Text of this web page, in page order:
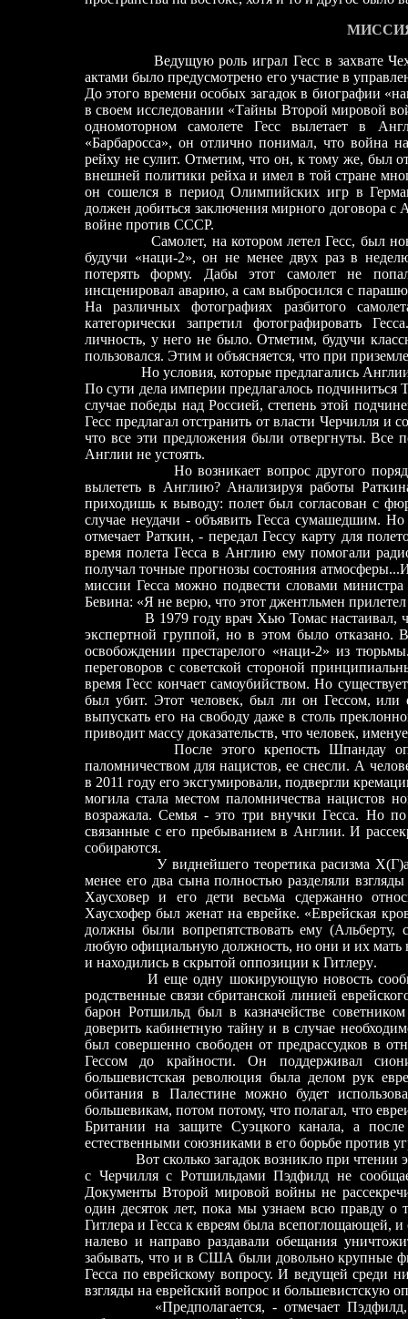
Ведущую роль играл Гесс в захвате
актами было предусмотрено его участие в
До этого времени особых загадок в биографии
в своем исследовании «Тайны Второй мировой
одномоторном самолете Гесс вылетает в
«Барбаросса», он отлично понимал, что война
рейху не сулит. Отметим, что он, к тому же, был
внешней политики рейха и имел в той стране
он сошелся в период Олимпийских игр в
должен добиться заключения мирного договора с
войне против СССР.
Самолет, на котором летел Гесс, был
будучи «наци-2», он не менее двух раз в
потерять форму. Дабы этот самолет не
инсценировал аварию, а сам выбросился с
На различных фотографиях разбитого самоле
категорически запретил фотографировать
личность, у него не было. Отметим, будучи
пользовался. Этим и объясняется, что при
Но условия, которые предлагались
По сути дела империи предлагалось подчиниться
случае победы над Россией, степень этой подчине
Гесс предлагал отстранить от власти Черчилля и
что все эти предложения были отвергнуты. Все
Англии не устоять.
Но возникает вопрос другого порядка:
вылететь в Англию? Анализируя работы
приходишь к выводу: полет был согласован с
случае неудачи -объявить Гесса сумашедшим.
отмечает Раткин, - передал Гессу карту для поле
время полета Гесса в Англию ему помогали
получал точные прогнозы состояния
миссии Гесса можно подвести словами министра
Бевина: «Я не верю, что этот джентльмен прилетел
В 1979 году врач Хью Томас настаивал,
экспертной группой, но в этом было отказано.
освобождении престарелого «наци-2» из
переговоров с советской стороной
время Гесс кончает самоубийством. Но
был убит. Этот человек, был ли он Гессом,
выпускать его на свободу даже в столь
приводит массу доказательств, что человек,
После этого крепость Шпандау
паломничеством для нацистов, ее снесли. А
в 2011 году его эксгумировали, подвергли
могила стала местом паломничества нацистов
возражала. Семья -это три внучки Гесса. Но
связанные сего пребыванием в Англии. И
собираются.
У виднейшего теоретика расизма
менее его два сына полностью разделяли
Хаусховер и его дети весьма сдержанно
Хаусхофер был женат на еврейке. «Еврейская
должны были вопрепятствовать ему (Альберту,
любую официальную должность, но они и их мать
и находились в скрытой оппозиции к Гитлеру.
И еще одну шокирующую новость
родственные связи сбританской линией
барон Ротшильд был в казначействе
доверить кабинетную тайну и в случае
был совершенно свободен от предрассудков в
Гессом до крайности. Он поддерживал
большевистская революция была делом рук
обитания в Палестине можно будет
большевикам, потом потому, что полагал, что
Британии на защите Суэцкого канала, а
естественными союзниками в его борьбе против
Вот сколько загадок возникло при чтении
с Черчилля с Ротшильдами Пэдфилд не
Документы Второй мировой войны не
один десяток лет, пока мы узнаем всю правду о
Гитлера и Гесса к евреям была всепоглощающей, и
налево и направо раздавали обещания
забывать, что и в США были довольно крупные
Гесса по еврейскому вопросу. И ведущей среди
взгляды на еврейский вопрос и большевистскую
«Предполагается, - отмечает Пэ